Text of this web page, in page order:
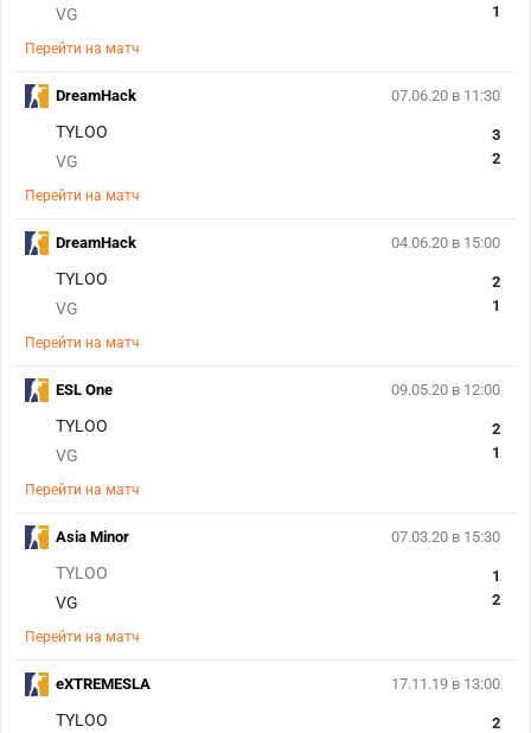
VG
1
Перейти на матч
07.06.20 в 11:30
TYLOO
VG
3
2
Перейти на матч
DreamHack
04.06.20 в 15:00
TYLOO
VG
2
1
Перейти на матч
DreamHack
09.05.20 в 12:00
TYLOO
VG
2
1
Перейти на матч
ESL One
07.03.20 в 15:30
TYLOO
VG
1
2
Перейти на матч
Asia Minor
17.11.19 в 13:00
TYLOO
2
eXTREMESLA